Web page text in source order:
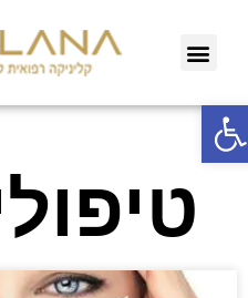
פתח סרגל